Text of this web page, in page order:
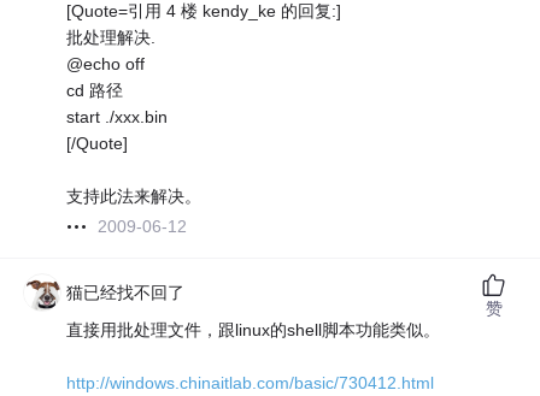
[Quote=引用 4 楼 kendy_ke 的回复:]
批处理解决.
@echo off
cd 路径
start ./xxx.bin
[/Quote]
支持此法来解决。
2009-06-12
猫已经找不回了
直接用批处理文件，跟linux的shell脚本功能类似。
http://windows.chinaitlab.com/basic/730412.html
赞